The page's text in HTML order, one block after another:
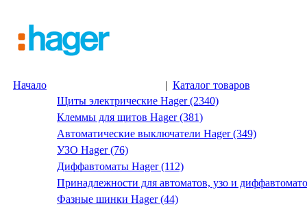
Начало | Каталог товаров
Щиты электрические Hager (2340)
Клеммы для щитов Hager (381)
Автоматические выключатели Hager (349)
УЗО Hager (76)
Диффавтоматы Hager (112)
Принадлежности для автоматов, узо и
Фазные шинки Hager (44)